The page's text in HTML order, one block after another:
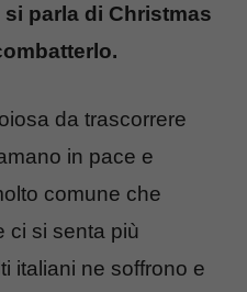
parla di Christmas
da trascorrere
in pace e
comune che
ci si senta più
italiani ne soffrono e